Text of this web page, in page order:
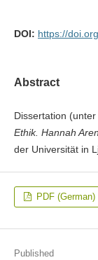
DOI: https://
Abstract
Dissertation
Ethik. Hannah
der Universität in
PDF (German)
Published